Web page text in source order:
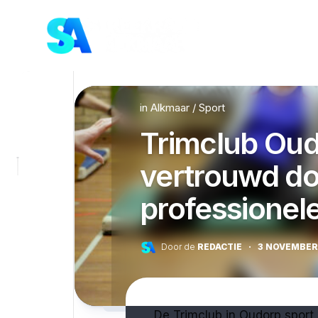
in Alkmaar / Sport
Trimclub
vertrouwd
Door de REDACTIE · 3
De Trimclub in Oudorp